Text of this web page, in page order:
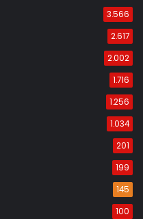
3.566
2.617
2.002
1.716
1.256
1.034
201
199
145
100